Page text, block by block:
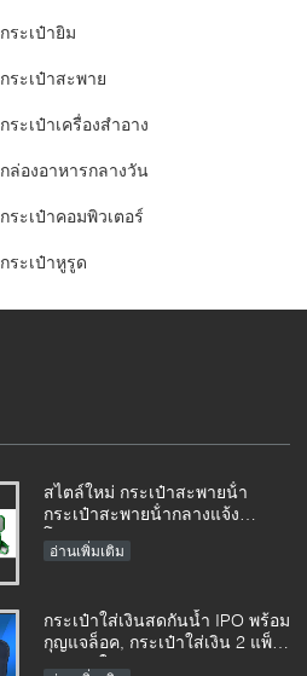
กระเป๋ายิม
กระเป๋าสะพาย
กระเป๋าเครื่องสำอาง
กล่องอาหารกลางวัน
กระเป๋าคอมพิวเตอร์
กระเป๋าหูรูด
สไตล์ใหม่ กระเป๋าสะพายน้ํา
กระเป๋าสะพายน้ํากลางแจ้ง
โรงงาน
อ่านเพิ่มเติม
กระเป๋าใส่เงินสดกันน้ำ IPO พร้อม
กุญแจล็อค, กระเป๋าใส่เงิน 2 แพ็ค
กระเป๋าใส่เงินฝากธนาคาร, 11 x